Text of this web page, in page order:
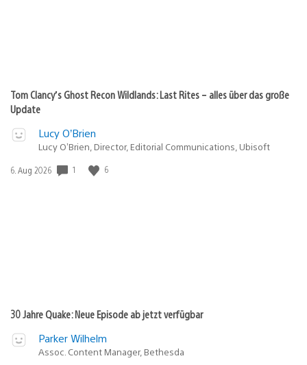
Tom Clancy’s Ghost Recon Wildlands: Last Rites – alles über das große
Update
Lucy O’Brien
Lucy O’Brien, Director, Editorial Communications, Ubisoft
Veröffentlichungsdatum:
6. Aug 2026 1 6
30 Jahre Quake: Neue Episode ab jetzt verfügbar
Parker Wilhelm
Assoc. Content Manager, Bethesda